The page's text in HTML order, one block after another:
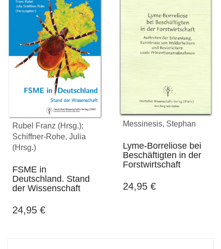
Rubel Franz (Hrsg.);
Schiffner-Rohe, Julia
(Hrsg.)
FSME in
Deutschland. Stand
der Wissenschaft
24,95 €
Messinesis, Stephan
Lyme-Borreliose bei
Beschäftigten in der
Forstwirtschaft
24,95 €